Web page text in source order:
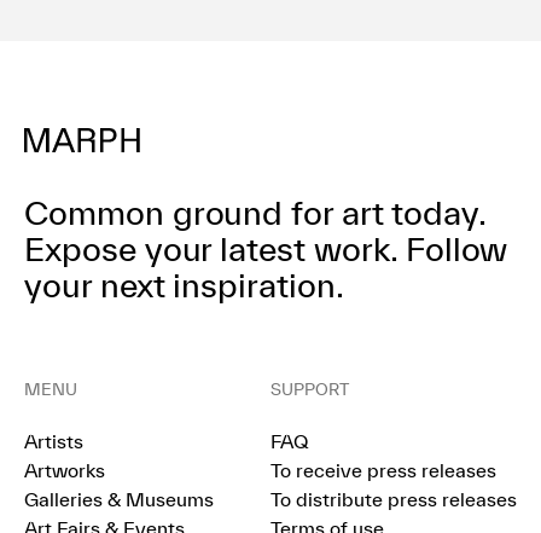
Common ground for art today.
Expose your latest work. Follow
your next inspiration.
MENU
Artists
Artworks
Galleries & Museums
Art Fairs & Events
SUPPORT
FAQ
To receive press releases
To distribute press releases
Terms of use